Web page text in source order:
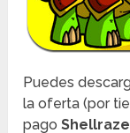
Puedes
la oferta (por
pago